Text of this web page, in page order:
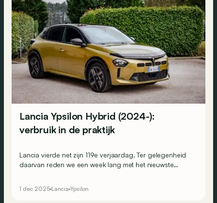
Lancia Ypsilon Hybrid (2024-):
verbruik in de praktijk
Lancia vierde net zijn 119e verjaardag. Ter gelegenheid
daarvan reden we een week lang met het nieuwste
blijkt in de praktijk?
1 dec 2025 Lancia Ypsilon